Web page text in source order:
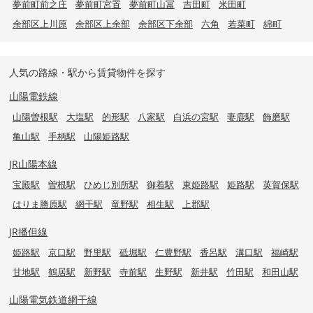
夢前町前之庄 夢前町宮置 夢前町山冨 吉田町
米田町
余部区上川原
余部区上余部 余部区下余部 六角 若菜町 綿町
人気の路線・駅から賃貸物件を探す
山陽電鉄線
山陽曽根駅 大塩駅 的形駅 八家駅 白浜の宮駅 妻鹿駅
飾磨駅
亀山駅
手柄駅 山陽姫路駅
JR山陽本線
宝殿駅 曽根駅 ひめじ別所駅 御着駅 東姫路駅 姫路駅
英賀保駅
はりま勝原駅
網干駅 竜野駅 相生駅 上郡駅
JR播但線
姫路駅 京口駅 野里駅 砥堀駅 仁豊野駅 香呂駅 溝口駅
福崎駅
甘地駅
鶴居駅 新野駅 寺前駅 生野駅 新井駅 竹田駅 和田山駅
山陽電気鉄道網干線